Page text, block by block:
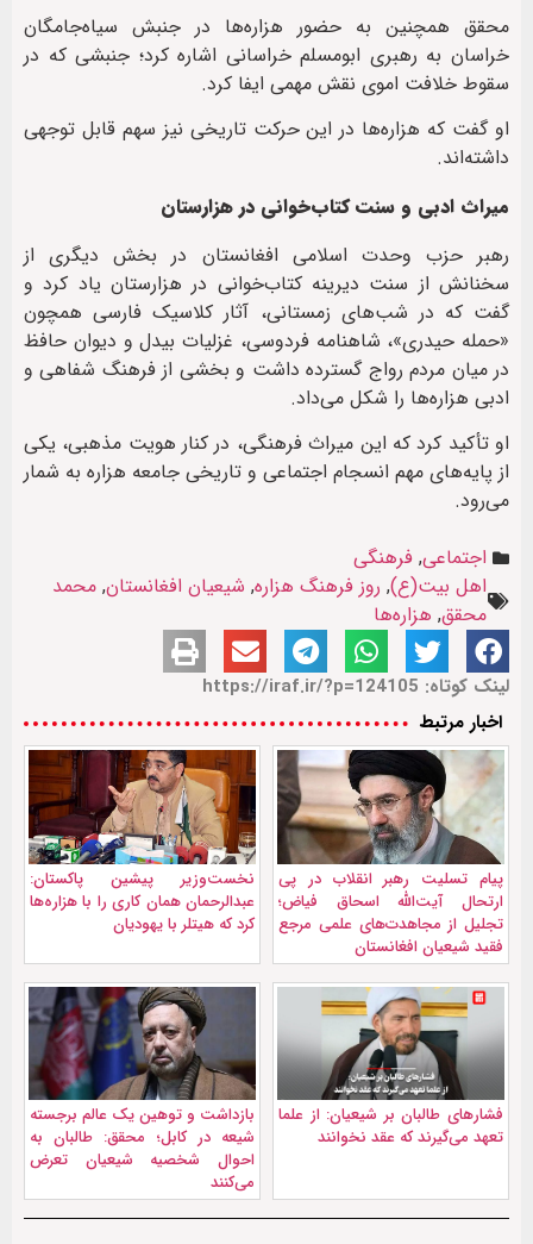
محقق همچنین به حضور هزاره‌ها در جنبش سیاه‌جامگان
خراسان به رهبری ابومسلم خراسانی اشاره کرد؛ جنبشی که در
سقوط خلافت اموی نقش مهمی ایفا کرد.
او گفت که هزاره‌ها در این حرکت تاریخی نیز سهم قابل توجهی
داشته‌اند.
میراث ادبی و سنت کتاب‌خوانی در هزارستان
رهبر حزب وحدت اسلامی افغانستان در بخش دیگری از
سخنانش از سنت دیرینه کتاب‌خوانی در هزارستان یاد کرد و
گفت که در شب‌های زمستانی، آثار کلاسیک فارسی همچون
«حمله حیدری»، شاهنامه فردوسی، غزلیات بیدل و دیوان حافظ
در میان مردم رواج گسترده داشت و بخشی از فرهنگ شفاهی و
ادبی هزاره‌ها را شکل می‌داد.
او تأکید کرد که این میراث فرهنگی، در کنار هویت مذهبی، یکی
از پایه‌های مهم انسجام اجتماعی و تاریخی جامعه هزاره به شمار
می‌رود.
اجتماعی, فرهنگی
اهل بیت(ع), روز فرهنگ هزاره, شیعیان افغانستان, محمد
محقق, هزاره‌ها
لینک کوتاه: https://iraf.ir/?p=124105
اخبار مرتبط
پیام تسلیت رهبر انقلاب در پی
ارتحال آیت‌الله اسحاق فیاض؛
تجلیل از مجاهدت‌های علمی مرجع
فقید شیعیان افغانستان
نخست‌وزیر پیشین پاکستان:
عبدالرحمان همان کاری را با هزاره‌ها
کرد که هیتلر با یهودیان
فشارهای طالبان بر شیعیان: از علما
تعهد می‌گیرند که عقد نخوانند
بازداشت و توهین یک عالم برجسته
شیعه در کابل؛ محقق: طالبان به
احوال شخصیه شیعیان تعرض
می‌کنند